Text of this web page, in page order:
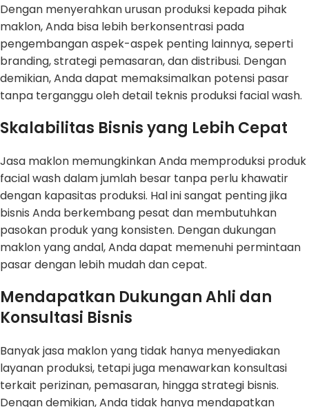
Dengan menyerahkan urusan produksi kepada pihak
maklon, Anda bisa lebih berkonsentrasi pada
pengembangan aspek-aspek penting lainnya, seperti
branding, strategi pemasaran, dan distribusi. Dengan
demikian, Anda dapat memaksimalkan potensi pasar
tanpa terganggu oleh detail teknis produksi facial wash.
Skalabilitas Bisnis yang Lebih Cepat
Jasa maklon memungkinkan Anda memproduksi produk
facial wash dalam jumlah besar tanpa perlu khawatir
dengan kapasitas produksi. Hal ini sangat penting jika
bisnis Anda berkembang pesat dan membutuhkan
pasokan produk yang konsisten. Dengan dukungan
maklon yang andal, Anda dapat memenuhi permintaan
pasar dengan lebih mudah dan cepat.
Mendapatkan Dukungan Ahli dan
Konsultasi Bisnis
Banyak jasa maklon yang tidak hanya menyediakan
layanan produksi, tetapi juga menawarkan konsultasi
terkait perizinan, pemasaran, hingga strategi bisnis.
Dengan demikian, Anda tidak hanya mendapatkan